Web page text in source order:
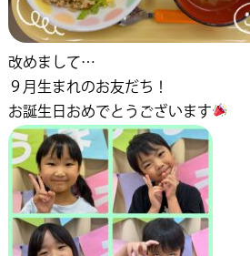
改めまして…
９月生まれのお友だち！
お誕生日おめでとうございます